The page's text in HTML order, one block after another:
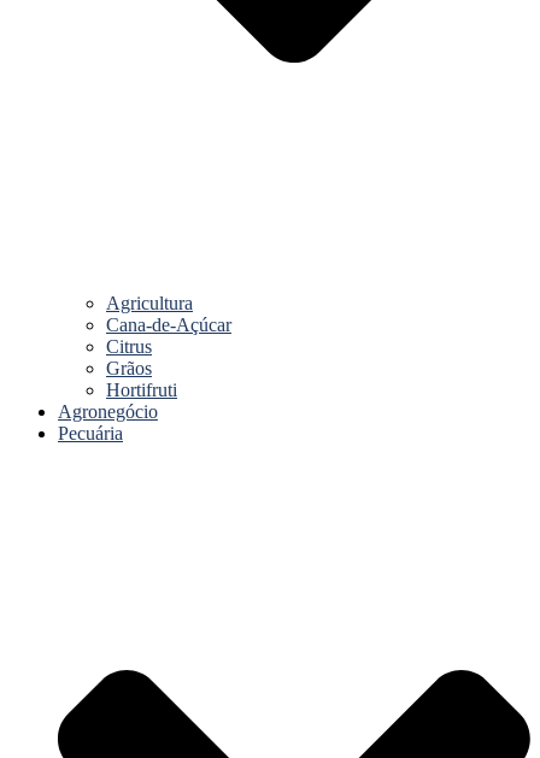
Agricultura
Cana-de-Açúcar
Citrus
Grãos
Hortifruti
Agronegócio
Pecuária